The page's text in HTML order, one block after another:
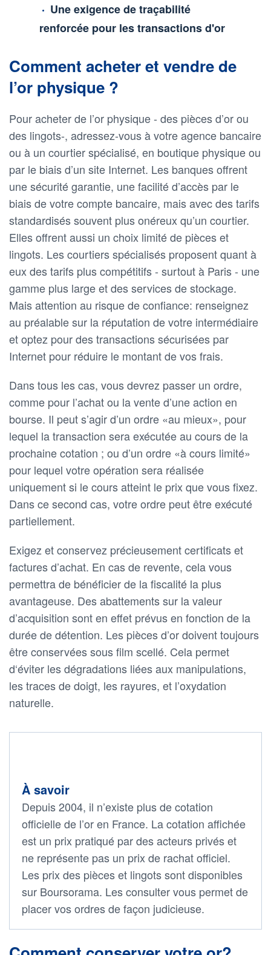
Une exigence de traçabilité
renforcée pour les transactions d'or
Comment acheter et vendre de
l’or physique ?
Pour acheter de l’or physique - des pièces d’or ou
des lingots-, adressez-vous à votre agence bancaire
ou à un courtier spécialisé, en boutique physique ou
par le biais d’un site Internet. Les banques offrent
une sécurité garantie, une facilité d’accès par le
biais de votre compte bancaire, mais avec des tarifs
standardisés souvent plus onéreux qu’un courtier.
Elles offrent aussi un choix limité de pièces et
lingots. Les courtiers spécialisés proposent quant à
eux des tarifs plus compétitifs - surtout à Paris - une
gamme plus large et des services de stockage.
Mais attention au risque de confiance: renseignez
au préalable sur la réputation de votre intermédiaire
et optez pour des transactions sécurisées par
Internet pour réduire le montant de vos frais.
Dans tous les cas, vous devrez passer un ordre,
comme pour l’achat ou la vente d’une action en
bourse. Il peut s’agir d’un ordre «au mieux», pour
lequel la transaction sera exécutée au cours de la
prochaine cotation ; ou d’un ordre «à cours limité»
pour lequel votre opération sera réalisée
uniquement si le cours atteint le prix que vous fixez.
Dans ce second cas, votre ordre peut être exécuté
partiellement.
Exigez et conservez précieusement certificats et
factures d’achat. En cas de revente, cela vous
permettra de bénéficier de la fiscalité la plus
avantageuse. Des abattements sur la valeur
d’acquisition sont en effet prévus en fonction de la
durée de détention. Les pièces d’or doivent toujours
être conservées sous film scellé. Cela permet
d‘éviter les dégradations liées aux manipulations,
les traces de doigt, les rayures, et l’oxydation
naturelle.
À savoir
Depuis 2004, il n’existe plus de cotation
officielle de l’or en France. La cotation affichée
est un prix pratiqué par des acteurs privés et
ne représente pas un prix de rachat officiel.
Les prix des pièces et lingots sont disponibles
sur Boursorama. Les consulter vous permet de
placer vos ordres de façon judicieuse.